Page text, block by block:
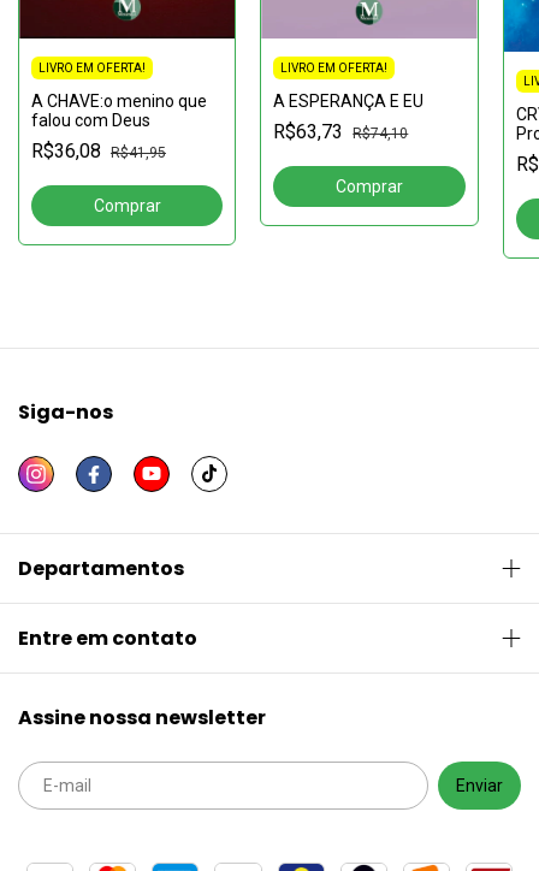
LIVRO EM OFERTA!
A CHAVE:o menino que
falou com Deus
R$36,08 R$41,95
LIVRO EM OFERTA!
A ESPERANÇA E EU
R$63,73 R$74,10
Siga-nos
Departamentos
Entre em contato
Assine nossa newsletter